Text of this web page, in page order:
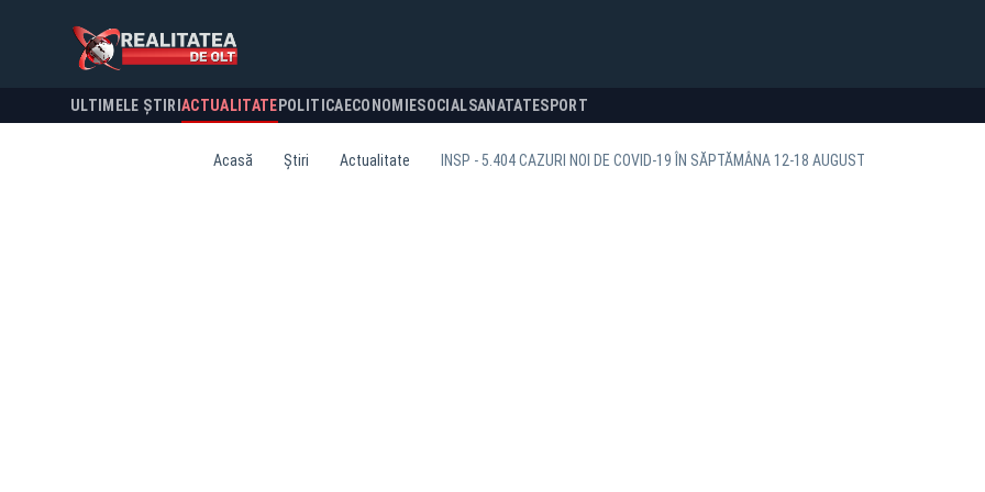
ULTIMELE ȘTIRI ACTUALITATE POLITICA ECONOMIESOCIALSANATATESPORT
Acasă Știri Actualitate INSP - 5.404 CAZURI NOI DE COVID-19 ÎN SĂPTĂMÂNA 12-18 AUGUST